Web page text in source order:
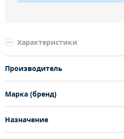
Характеристики
Производитель
Марка (бренд)
Назначение